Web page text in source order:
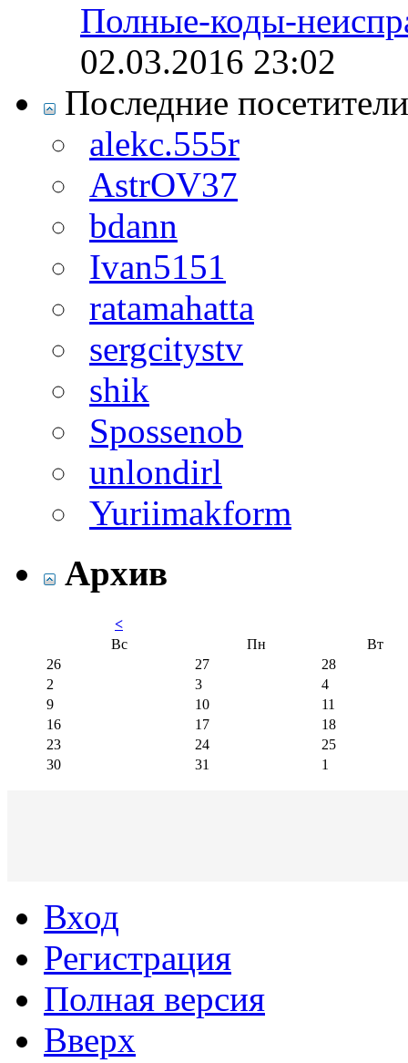
Полные-коды-
02.03.2016 23:02
Последние посетители
alekc.555r
AstrOV37
bdann
Ivan5151
ratamahatta
sergcitystv
shik
Spossenob
unlondirl
Yuriimakform
Архив
<
Вс
Пн
Вт
26
27
28
2
3
4
9
10
11
16
17
18
23
24
25
30
31 1
Вход
Регистрация
Полная версия
Вверх